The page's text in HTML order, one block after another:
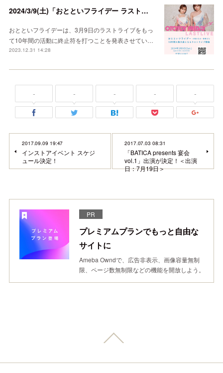
2024/3/9(土)「おとといフライデー ラストライブ 2016-2024」開催
おとといフライデーは、3月9日のラストライブをもっ
て10年間の活動に終止符を打つことを発表させてい…
2023.12.31 14:28
- - - - -
2017.09.09 19:47
インストアイベント スケジ
ュール決定！
2017.07.03 08:31
「BATICA presents 宴会
vol.1」出演が決定！＜出演
日：7月19日＞
PR
プレミアムプランでもっと自由な
サイトに
Ameba Owndで、広告非表示、画像容量無制
限、ページ数無制限などの機能を開放しよう。